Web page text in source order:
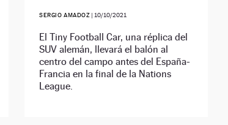
SERGIO AMADOZ | 10/10/2021
El Tiny Football Car, una réplica del
SUV alemán, llevará el balón al
centro del campo antes del España-
Francia en la final de la Nations
League.